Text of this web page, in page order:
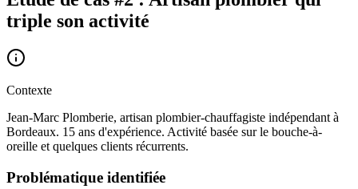
triple son activité
Contexte
Jean-Marc Plomberie, artisan plombier-chauffagiste indépendant à
Bordeaux. 15 ans d'expérience. Activité basée sur le bouche-à-
oreille et quelques clients récurrents.
Problématique identifiée